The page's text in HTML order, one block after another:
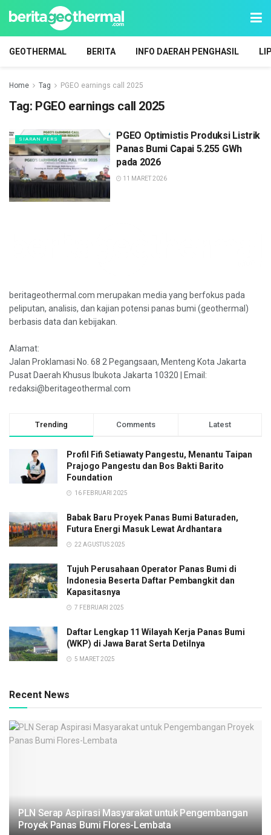
GEOTHERMAL BERITA INFO DAERAH PENGHASIL
Home Tag PGEO earnings call 2025
Tag: PGEO earnings call 2025
SIARAN PERS
PGEO Optimistis Produksi Listrik
Panas Bumi Capai 5.255 GWh
pada 2026
11 MARET 2026
beritageothermal.com merupakan media yang berfokus pada
peliputan, analisis, dan kajian potensi panas bumi (geothermal)
berbasis data dan kebijakan.
Alamat:
Jalan Proklamasi No. 68 2 Pegangsaan, Menteng Kota Jakarta
Pusat Daerah Khusus Ibukota Jakarta 10320 | Email:
redaksi@beritageothermal.com
Trending Comments Latest
Profil Fifi Setiawaty Pangestu, Menantu Taipan
Prajogo Pangestu dan Bos Bakti Barito
Foundation
16 FEBRUARI 2025
Babak Baru Proyek Panas Bumi Baturaden,
Futura Energi Masuk Lewat Ardhantara
22 AGUSTUS 2025
Tujuh Perusahaan Operator Panas Bumi di
Indonesia Beserta Daftar Pembangkit dan
Kapasitasnya
7 FEBRUARI 2025
Daftar Lengkap 11 Wilayah Kerja Panas Bumi
(WKP) di Jawa Barat Serta Detilnya
5 MARET 2025
Recent News
PLN Serap Aspirasi Masyarakat untuk Pengembangan
Proyek Panas Bumi Flores-Lembata